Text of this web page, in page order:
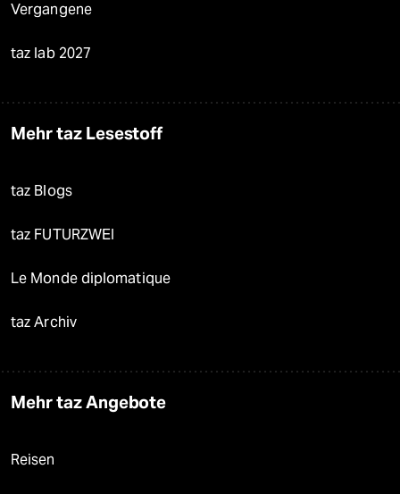
Vergangene
taz lab 2027
Mehr taz Lesestoff
taz Blogs
taz FUTURZWEI
Le Monde diplomatique
taz Archiv
Mehr taz Angebote
Reisen